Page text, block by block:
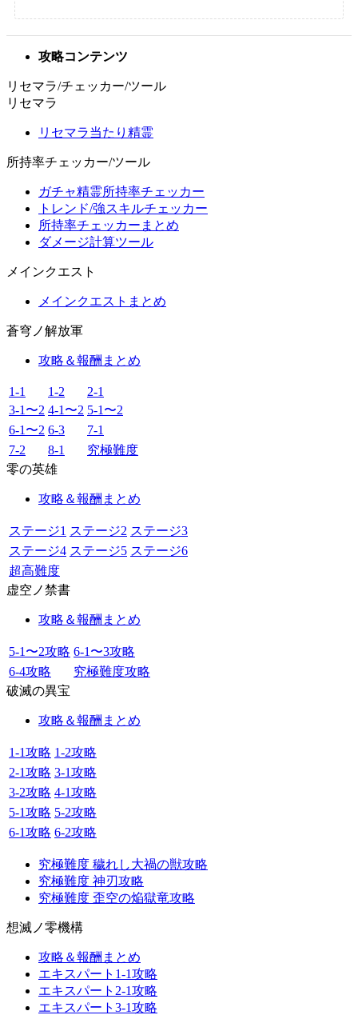
攻略コンテンツ
リセマラ/チェッカー/ツール
リセマラ
リセマラ当たり精霊
所持率チェッカー/ツール
ガチャ精霊所持率チェッカー
トレンド/強スキルチェッカー
所持率チェッカーまとめ
ダメージ計算ツール
メインクエスト
メインクエストまとめ
蒼穹ノ解放軍
攻略＆報酬まとめ
1-1 1-2
2-1
3-1〜2 4-1〜2 5-1〜2
6-1〜2 6-3
7-1
7-2
8-1
究極難度
零の英雄
攻略＆報酬まとめ
ステージ1 ステージ2 ステージ3
ステージ4 ステージ5 ステージ6
超高難度
虚空ノ禁書
攻略＆報酬まとめ
5-1〜2攻略 6-1〜3攻略
6-4攻略
究極難度攻略
破滅の異宝
攻略＆報酬まとめ
1-1攻略 1-2攻略
2-1攻略 3-1攻略
3-2攻略 4-1攻略
5-1攻略 5-2攻略
6-1攻略 6-2攻略
究極難度 穢れし大禍の獣攻略
究極難度 神刃攻略
究極難度 歪空の焔獄竜攻略
想滅ノ零機構
攻略＆報酬まとめ
エキスパート1-1攻略
エキスパート2-1攻略
エキスパート3-1攻略